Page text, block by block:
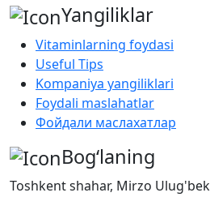
Yangiliklar
Vitaminlarning foydasi
Useful Tips
Kompaniya yangiliklari
Foydali maslahatlar
Фойдали маслахатлар
Bog‘laning
Toshkent shahar, Mirzo